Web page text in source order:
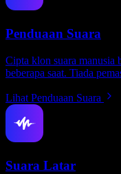
Penduaan Suara
Cipta klon suara
beberapa saat. Tiada
Lihat Penduaan Suara
Suara Latar